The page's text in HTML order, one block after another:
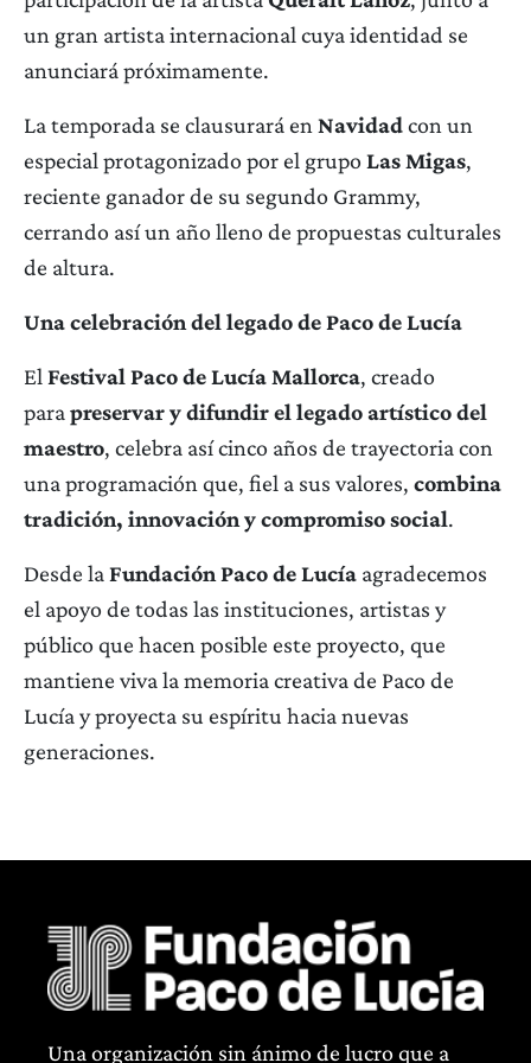
un gran artista internacional cuya identidad se
anunciará próximamente.
La temporada se clausurará enNavidadcon un
especial protagonizado por el grupo Las Migas,
reciente ganador de su segundo Grammy,
cerrando así un año lleno de propuestas culturales
de altura.
Una celebración del legado de Paco de Lucía
ElFestival Paco de Lucía Mallorca, creado
parapreservar y difundir el legado artístico del
maestro, celebra así cinco años de trayectoria con
una programación que, fiel a sus valores, combina
tradición, innovación y compromiso social.
Desde laFundación Paco de Lucía agradecemos
el apoyo de todas las instituciones, artistas y
público que hacen posible este proyecto, que
mantiene viva la memoria creativa de Paco de
Lucía y proyecta su espíritu hacia nuevas
generaciones.
Una organización sin ánimo de lucro que a